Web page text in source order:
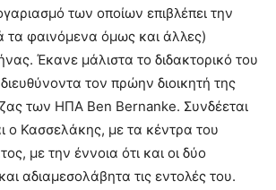
των οποίων επιβλέπει την
τα φαινόμενα όμως και άλλες)
Έκανε μάλιστα το διδακτορικό του
τον πρώην διοικητή της
των ΗΠΑ Ben Bernanke. Συνδέεται
ο Κασσελάκης, με τα κέντρα του
με την έννοια ότι και οι δύο
αδιαμεσολάβητα τις εντολές του.